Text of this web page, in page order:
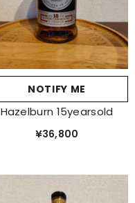
NOTIFY ME
Hazelburn 15yearsold
¥36,800